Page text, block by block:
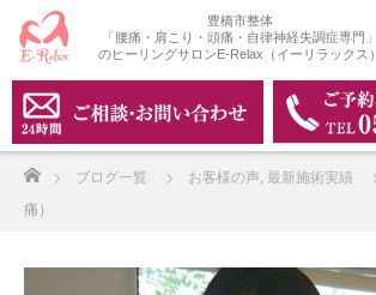
豊橋市整体
「腰痛・肩こり・頭痛・自律神経失調症専門」
のヒーリングサロンE-Relax（イーリラックス）
ブログ一覧 お客様の声, 最新施術実績
痛）